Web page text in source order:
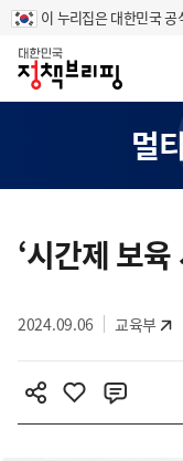
이 누리집은 대한민국
홈
멀
텐
역
‘시간제 보
2024.09.06 교육부